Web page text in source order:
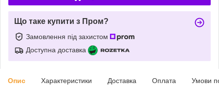
Що таке купити з Пром?
Замовлення під захистом
Доступна доставка
Опис Характеристики Доставка Оплата Умови